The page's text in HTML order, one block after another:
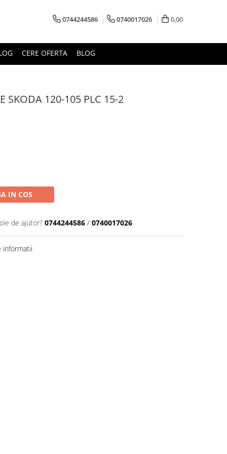
0744244586 0740017026 0,00
CERE OFERTA BLOG
SKODA 120-105 PLC 15-2
IN COS
de ajutor? 0744244586 / 0740017026
informatii